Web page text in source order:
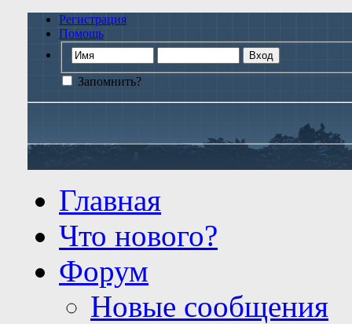
Регистрация
Помощь
Запомнить?
Главная
Что нового?
Форум
Новые сообщения